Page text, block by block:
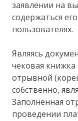
заявлении на
содержаться
пользователях.
Являясь
чековая книжка
отрывной
собственно,
Заполненная
проведении